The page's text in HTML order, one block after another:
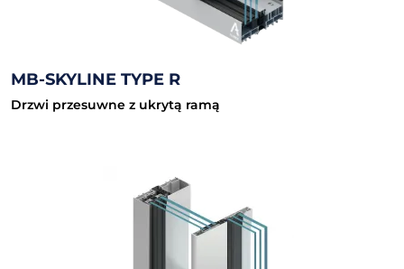
MB-SKYLINE TYPE R
Drzwi przesuwne z ukrytą ramą